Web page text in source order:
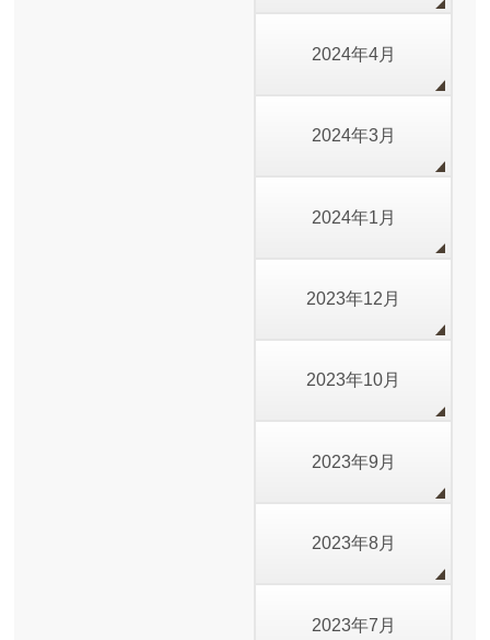
2024年4月
2024年3月
2024年1月
2023年12月
2023年10月
2023年9月
2023年8月
2023年7月